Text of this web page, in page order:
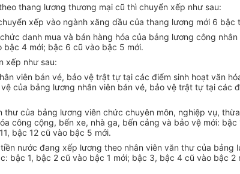
thang lương thương mại cũ thì chuyển xếp như sau:
xếp vào ngành xăng dầu của thang lương mới 6 bậc
danh mua và bán hàng hóa của bảng lương công
4 mới; bậc 6 cũ vào bậc 5 mới.
xếp như sau:
viên bán vé, bảo vệ trật tự tại các điểm sinh hoạt văn
của bảng lương nhân viên bán vé, bảo vệ trật tự tại
của bảng lương viên chức chuyên môn, nghiệp vụ,
công cộng, bến xe, nhà ga, bến cảng và bảo vệ mới:
bậc 12 cũ vào bậc 5 mới.
nước đang xếp lương theo nhân viên văn thư của
bậc 1, bậc 2 cũ vào bậc 1 mới; bậc 3, bậc 4 cũ vào bậc